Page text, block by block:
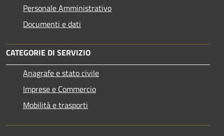
Personale Amministrativo
Documenti e dati
CATEGORIE DI SERVIZIO
Anagrafe e stato civile
Imprese e Commercio
Mobilità e trasporti